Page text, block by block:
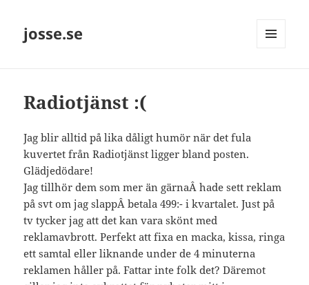
josse.se
Radiotjänst :(
Jag blir alltid på lika dåligt humör när det fula
kuvertet från Radiotjänst ligger bland posten.
Glädjedödare!
Jag tillhör dem som mer än gärnaÂ hade sett reklam
på svt om jag slappÂ betala 499:- i kvartalet. Just på
tv tycker jag att det kan vara skönt med
reklamavbrott. Perfekt att fixa en macka, kissa, ringa
ett samtal eller liknande under de 4 minuterna
reklamen håller på. Fattar inte folk det? Däremot